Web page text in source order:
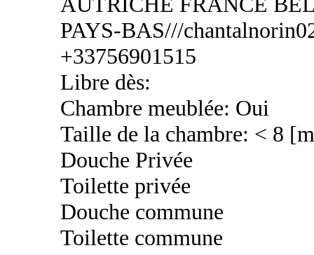
PAYS-BAS///
+33756901515
Libre dès:
Chambre meublée: Oui
Taille de la chambre: < 8
Douche Privée
Toilette privée
Douche commune
Toilette commune